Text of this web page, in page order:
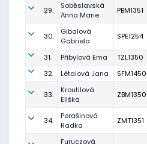
29.
Soběslavská
Anna Marie
PBM1351
30.
Gibalová
Gabriela
SPE1254
31. Přibylová Ema TZL1350
32.
Létalová Jana SFM1450
33.
Kroutilová
Eliška
ZBM1350
34.
Perašinová
Radka
ZMT1351
Furuczová